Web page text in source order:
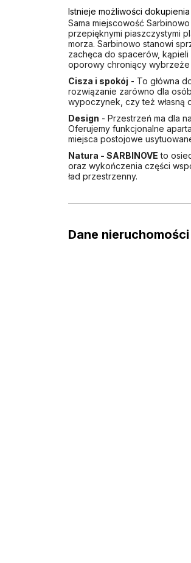
Istnieje możliwości
Sama miejscowość
przepięknymi piaszczystymi
morza. Sarbinowo stanowi
zachęca do spacerów, kąpieli
oporowy chroniący wybrzeże
Cisza i spokój - To główna
rozwiązanie zarówno dla
wypoczynek, czy też własną
Design - Przestrzeń ma dla
Oferujemy funkcjonalne
miejsca postojowe
Natura - SARBINOVE to
oraz wykończenia części
ład przestrzenny.
Dane nieruchomości